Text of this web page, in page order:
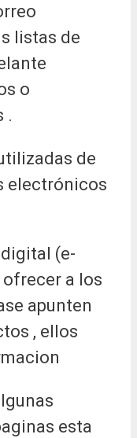
listas de
o
.
de
electrónicos
(e-
a los
apunten
, ellos
esta